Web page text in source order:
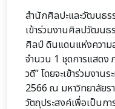
สำนักศิลปะและวัฒนธร
เข้าร่วมงานศิลปวัฒน
ศิลป์ ดินแดนแห่งความ
จำนวน 1 ชุดการแสดง
วดี” โดยจะเข้าร่วมงา
2566 ณ มหาวิทยาลัยร
วัตถุประสงค์เพื่อเป็นก